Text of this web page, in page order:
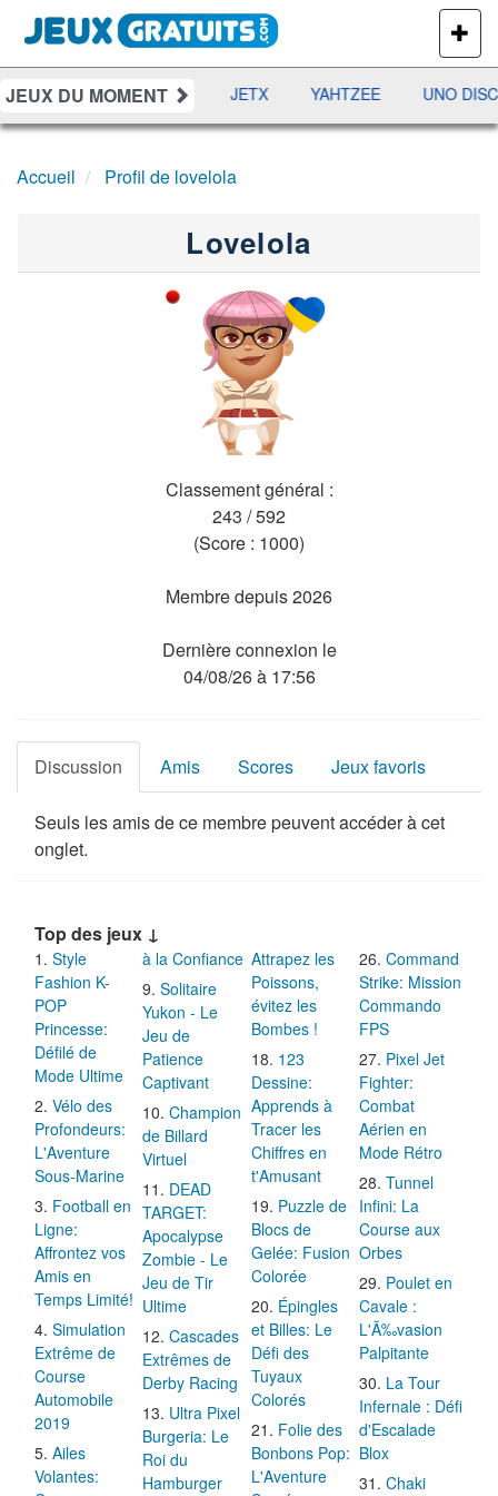
PLUS
DE
JEUX
JEUX DU MOMENT
DAMES RAMI JETX YAHTZEE UNO
Accueil Profil de lovelola
Lovelola
Classement général :
243 / 592
(Score : 1000)
Membre depuis 2026
Dernière connexion le
04/08/26 à 17:56
Discussion Amis Scores Jeux favoris
Seuls les amis de ce membre peuvent accéder à cet
onglet.
Top des jeux ↓
Style
Fashion K-
POP
Princesse:
Défilé de
Mode Ultime
Vélo des
Profondeurs:
L'Aventure
Sous-Marine
Football en
Ligne:
Affrontez vos
Amis en
Temps Limité!
Simulation
Extrême de
Course
Automobile
2019
Ailes
Volantes:
à la Confiance
Solitaire
Yukon - Le
Jeu de
Patience
Captivant
Champion
de Billard
Virtuel
DEAD
TARGET:
Apocalypse
Zombie - Le
Jeu de Tir
Ultime
Cascades
Extrêmes de
Derby Racing
Ultra Pixel
Burgeria: Le
Roi du
Hamburger
Attrapez les
Poissons,
évitez les
Bombes !
123
Dessine:
Apprends à
Tracer les
Chiffres en
t'Amusant
Puzzle de
Blocs de
Gelée: Fusion
Colorée
Épingles
et Billes: Le
Défi des
Tuyaux
Colorés
Folie des
Bonbons Pop:
L'Aventure
Command
Strike: Mission
Commando
FPS
Pixel Jet
Fighter:
Combat
Aérien en
Mode Rétro
Tunnel
Infini: La
Course aux
Orbes
Poulet en
Cavale :
L'Ã‰vasion
Palpitante
La Tour
Infernale : Défi
d'Escalade
Blox
Chaki